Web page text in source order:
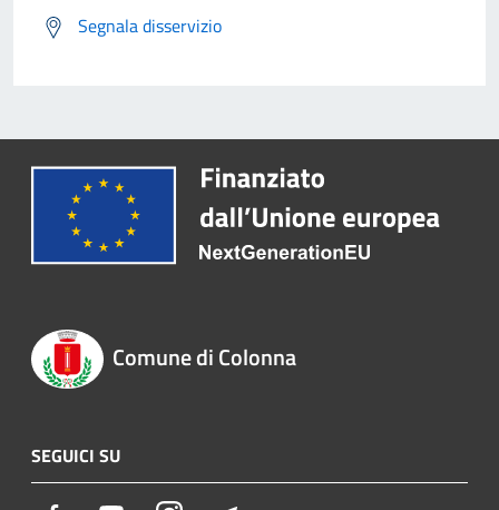
Segnala disservizio
Comune di Colonna
SEGUICI SU